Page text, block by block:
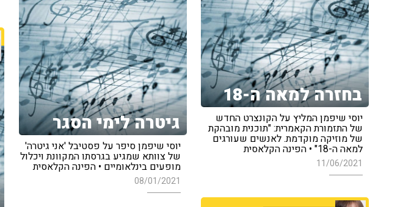
בחזרה למאה ה-18
יוסי שיפמן המליץ על הקונצרט החדש
של התזמורת הקאמרית: "תוכנית מובהקת
של מוזיקה מוקדמת. לאנשים שעורגים
למאה ה-18" • הפינה הקלאסית
11/06/2021
גיטרה לימי הסגר
יוסי שיפמן סיפר על פסטיבל 'אני גיטרה'
של צוותא שמגיע בגרסתו המקוונת ויכלול
מופעים בינלאומיים • הפינה הקלאסית
08/01/2021